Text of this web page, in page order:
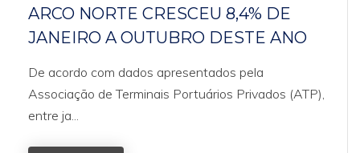
ARCO NORTE CRESCEU 8,4% DE
JANEIRO A OUTUBRO DESTE ANO
De acordo com dados apresentados pela
Associação de Terminais Portuários Privados (ATP),
entre ja...